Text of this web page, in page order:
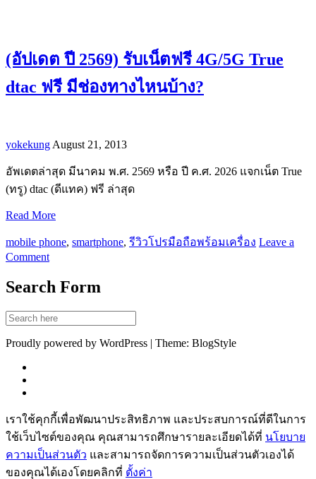
(อัปเดต ปี 2569) รับเน็ตฟรี 4G/5G True
dtac ฟรี มีช่องทางไหนบ้าง?
yokekung August 21, 2013
อัพเดตล่าสุด มีนาคม พ.ศ. 2569 หรือ ปี ค.ศ. 2026 แจกเน็ต True
(ทรู) dtac (ดีแทค) ฟรี ล่าสุด
Read More
mobile phone, smartphone, รีวิวโปรมือถือพร้อมเครื่อง Leave a
Comment
Search Form
Proudly powered by WordPress | Theme: BlogStyle
เราใช้คุกกี้เพื่อพัฒนาประสิทธิภาพ และประสบการณ์ที่ดีในการ
ใช้เว็บไซต์ของคุณ คุณสามารถศึกษารายละเอียดได้ที่ นโยบาย
ความเป็นส่วนตัว และสามารถจัดการความเป็นส่วนตัวเองได้
ของคุณได้เองโดยคลิกที่ ตั้งค่า